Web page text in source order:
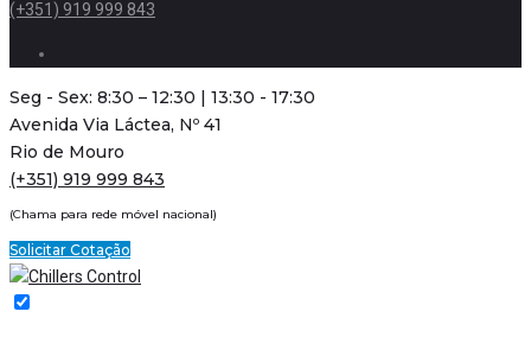
(+351) 919 999 843
Seg - Sex: 8:30 – 12:30 | 13:30 - 17:30
Avenida Via Láctea, Nº 41
Rio de Mouro
(+351) 919 999 843
(Chama para rede móvel nacional)
Solicitar Cotação